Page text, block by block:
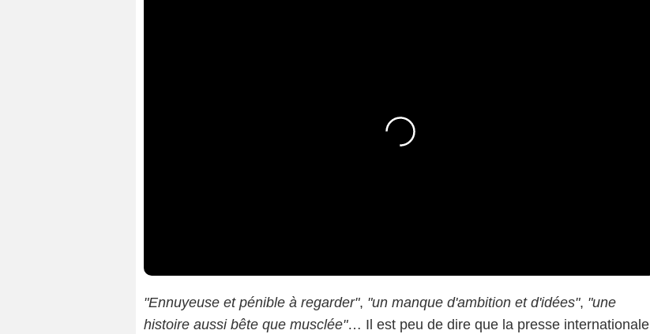
"Ennuyeuse et pénible à regarder", "un manque d'ambition et d'idées", "une
histoire aussi bête que musclée"… Il est peu de dire que la presse internationale